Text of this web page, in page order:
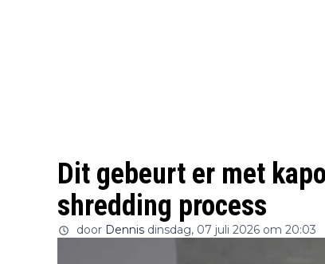
Dit gebeurt er met
shredding process
door Dennis dinsdag, 07 juli 2026 om 20:03